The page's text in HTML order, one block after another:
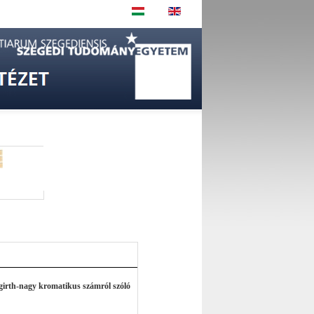
nagy kromatikus számról szóló